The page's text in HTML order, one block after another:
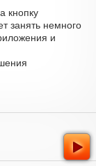
кнопку
занять немного
и